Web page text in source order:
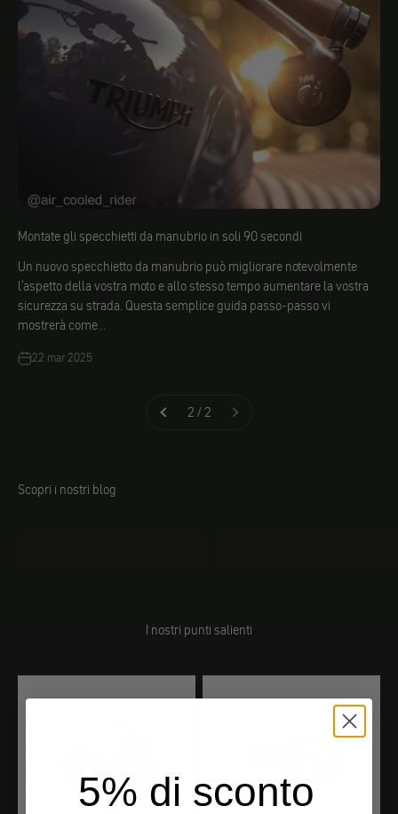
Montate gli specchietti da manubrio in soli 90 secondi
Un nuovo specchietto da manubrio può migliorare notevolmente
l'aspetto della vostra moto e allo stesso tempo aumentare la vostra
sicurezza su strada. Questa semplice guida passo-passo vi
mostrerà come...
22 mar 2025
2 / 2
Scopri i nostri blog
I nostri punti salienti
5% di sconto